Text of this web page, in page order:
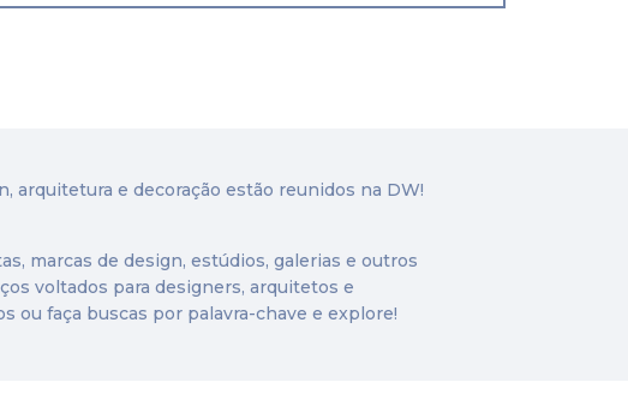
e decoração estão reunidos na DW!
marcas de design, estúdios, galerias e outros
voltados para designers, arquitetos e
ou faça buscas por palavra-chave e explore!